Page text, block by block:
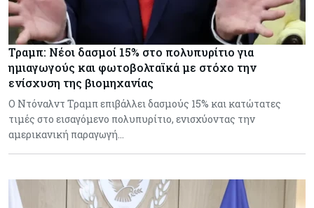
Τραμπ: Νέοι δασμοί 15% στο πολυπυρίτιο για
ημιαγωγούς και φωτοβολταϊκά με στόχο την
ενίσχυση της βιομηχανίας
Ο Ντόναλντ Τραμπ επιβάλλει δασμούς 15% και κατώτατες
τιμές στο εισαγόμενο πολυπυρίτιο, ενισχύοντας την
αμερικανική παραγωγή…